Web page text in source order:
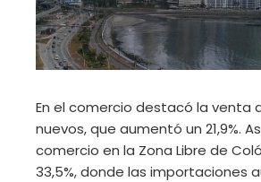
En el comercio destacó la venta
nuevos, que aumentó un 21,9%.
comercio en la Zona Libre de
33,5%, donde las importaciones